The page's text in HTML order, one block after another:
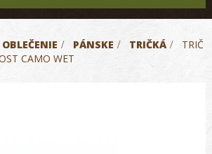
> PÁNSKE > TRIČKÁ >
TRIČ
CAMO WET